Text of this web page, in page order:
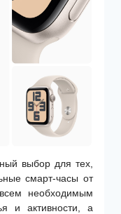
выбор для тех,
смарт-часы от
необходимым
и активности, а